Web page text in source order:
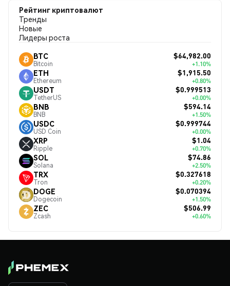
Рейтинг криптовалют
Тренды
Новые
Лидеры роста
BTC
Bitcoin
$64,982.00
+1.10%
ETH
Ethereum
$1,915.50
+0.80%
USDT
TetherUS
$0.999513
+0.00%
BNB
BNB
$594.14
+1.50%
USDC
USD Coin
$0.999744
+0.00%
XRP
Ripple
$1.04
+0.70%
SOL
Solana
$74.86
+2.50%
TRX
Tron
$0.327618
+0.20%
DOGE
Dogecoin
$0.070394
+1.50%
ZEC
Zcash
$506.99
+0.60%